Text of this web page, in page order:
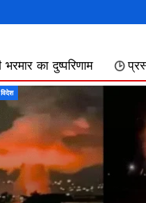
प्रस्तावित नगर निगम में
विदेश